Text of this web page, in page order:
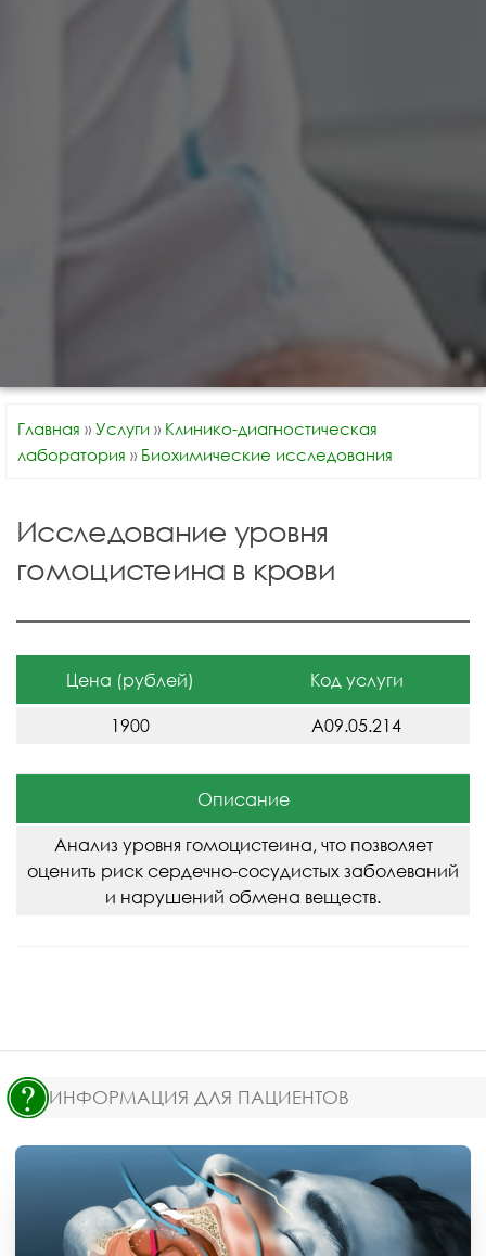
Главная » Услуги » Клинико-диагностическая
лаборатория » Биохимические исследования
Исследование уровня
гомоцистеина в крови
Цена (рублей) Код услуги
1900 A09.05.214
Описание
Анализ уровня гомоцистеина, что позволяет
оценить риск сердечно-сосудистых заболеваний
и нарушений обмена веществ.
ИНФОРМАЦИЯ ДЛЯ ПАЦИЕНТОВ